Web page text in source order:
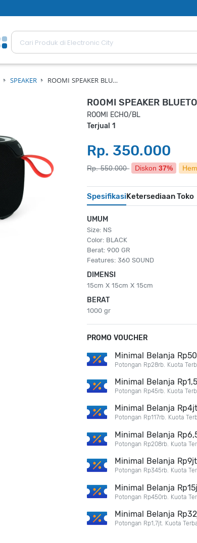
SPEAKER ROOMI SPEAKER BLU…
ROOMI SPEAKER
ROOMI ECHO/BL
Terjual 1
Rp. 350.000
Rp. 550.000 Diskon 37%
SpesifikasiKetersediaan Toko
UMUM
Size: NS
Color: BLACK
Berat: 900 GR
Features: 360 SOUND
DIMENSI
15cm X 15cm X 15cm
BERAT
1000 gr
PROMO VOUCHER
Minimal Belanja
Potongan Rp28rb. Kuota
Minimal Belanja
Potongan Rp45rb. Kuota
Minimal Belanja Rp4jt
Potongan Rp117rb. Kuota
Minimal Belanja
Potongan Rp208rb. Kuota
Minimal Belanja Rp9jt
Potongan Rp345rb. Kuota
Minimal Belanja
Potongan Rp450rb. Kuota
Minimal Belanja
Potongan Rp1,7jt. Kuota